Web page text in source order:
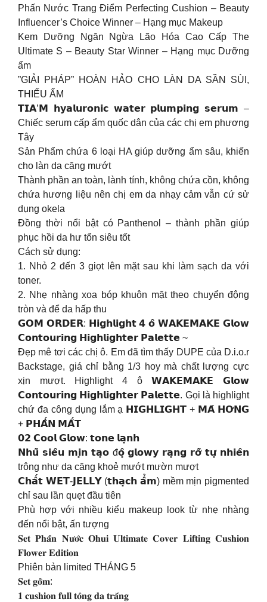
Phấn Nước Trang Điểm Perfecting Cushion – Beauty
Influencer’s Choice Winner – Hạng mục Makeup
Kem Dưỡng Ngăn Ngừa Lão Hóa Cao Cấp The
Ultimate S – Beauty Star Winner – Hạng mục Dưỡng
ẩm
”GIẢI PHÁP” HOÀN HẢO CHO LÀN DA SẦN SÙI,
THIẾU ẨM
𝗧𝗜𝗔’𝗠 𝗵𝘆𝗮𝗹𝘂𝗿𝗼𝗻𝗶𝗰 𝘄𝗮𝘁𝗲𝗿 𝗽𝗹𝘂𝗺𝗽𝗶𝗻𝗴 𝘀𝗲𝗿𝘂𝗺 –
Chiếc serum cấp ẩm quốc dân của các chị em phương
Tây
Sản Phẩm chứa 6 loại HA giúp dưỡng ẩm sâu, khiến
cho làn da căng mướt
Thành phần an toàn, lành tính, không chứa cồn, không
chứa hương liệu nên chị em da nhạy cảm vẫn cứ sử
dụng okela
Đồng thời nổi bật có Panthenol – thành phần giúp
phục hồi da hư tổn siêu tốt
Cách sử dụng:
1. Nhỏ 2 đến 3 giọt lên mặt sau khi làm sạch da với
toner.
2. Nhẹ nhàng xoa bóp khuôn mặt theo chuyển động
tròn và để da hấp thu
𝗚𝗢𝗠 𝗢𝗥𝗗𝗘𝗥: 𝗛𝗶𝗴𝗵𝗹𝗶𝗴𝗵𝘁 𝟰 𝗼̂ 𝗪𝗔𝗞𝗘𝗠𝗔𝗞𝗘 𝗚𝗹𝗼𝘄
𝗖𝗼𝗻𝘁𝗼𝘂𝗿𝗶𝗻𝗴 𝗛𝗶𝗴𝗵𝗹𝗶𝗴𝗵𝘁𝗲𝗿 𝗣𝗮𝗹𝗲𝘁𝘁𝗲 ~
Đẹp mê tơi các chị ô. Em đã tìm thấy DUPE của D.i.o.r
Backstage, giá chỉ bằng 1/3 hoy mà chất lượng cực
xịn mượt. Highlight 4 ô 𝗪𝗔𝗞𝗘𝗠𝗔𝗞𝗘 𝗚𝗹𝗼𝘄
𝗖𝗼𝗻𝘁𝗼𝘂𝗿𝗶𝗻𝗴 𝗛𝗶𝗴𝗵𝗹𝗶𝗴𝗵𝘁𝗲𝗿 𝗣𝗮𝗹𝗲𝘁𝘁𝗲. Gọi là highlight
chứ đa công dụng lắm ạ 𝗛𝗜𝗚𝗛𝗟𝗜𝗚𝗛𝗧 + 𝗠𝗔́ 𝗛𝗢̛𝗡𝗚
+ 𝗣𝗛𝗔̂́𝗡 𝗠𝗔̆́𝗧
𝟬𝟮 𝗖𝗼𝗼𝗹 𝗚𝗹𝗼𝘄: 𝘁𝗼𝗻𝗲 𝗹𝗮̣𝗻𝗵
𝗡𝗵𝘂̃ 𝘀𝗶𝗲̂𝘂 𝗺𝗶̣𝗻 𝘁𝗮̣𝗼 đ𝗼̣̂ 𝗴𝗹𝗼𝘄𝘆 𝗿𝗮̣𝗻𝗴 𝗿𝗼̛̃ 𝘁𝘂̛̣ 𝗻𝗵𝗶𝗲̂𝗻
trông như da căng khoẻ mướt mườn mượt
𝗖𝗵𝗮̂́𝘁 𝗪𝗘𝗧-𝗝𝗘𝗟𝗟𝗬 (𝘁𝗵𝗮̣𝗰𝗵 𝗮̂̉𝗺) mềm mịn pigmented
chỉ sau lần quẹt đầu tiên
Phù hợp với nhiều kiểu makeup look từ nhẹ nhàng
đến nổi bật, ấn tượng
𝐒𝐞𝐭 𝐏𝐡𝐚̂́𝐧 𝐍𝐮̛𝐨̛́𝐜 𝐎𝐡𝐮𝐢 𝐔𝐥𝐭𝐢𝐦𝐚𝐭𝐞 𝐂𝐨𝐯𝐞𝐫 𝐋𝐢𝐟𝐭𝐢𝐧𝐠 𝐂𝐮𝐬𝐡𝐢𝐨𝐧
𝐅𝐥𝐨𝐰𝐞𝐫 𝐄𝐝𝐢𝐭𝐢𝐨𝐧
Phiên bản limited THÁNG 5
𝐒𝐞𝐭 𝐠𝐨̂̀𝐦:
𝟏 𝐜𝐮𝐬𝐡𝐢𝐨𝐧 𝐟𝐮𝐥𝐥 𝐭𝐨̂𝐧𝐠 𝐝𝐚 𝐭𝐫𝐚̆́𝐧𝐠